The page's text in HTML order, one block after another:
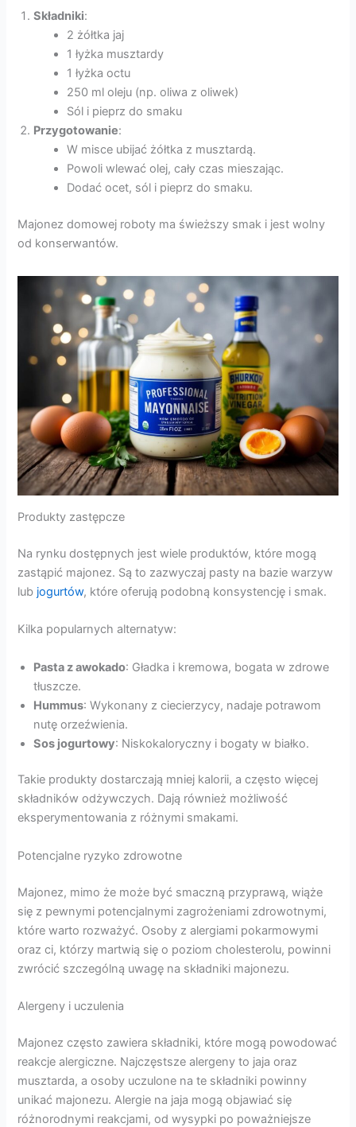
Składniki:
2 żółtka jaj
1 łyżka musztardy
1 łyżka octu
250 ml oleju (np. oliwa z oliwek)
Sól i pieprz do smaku
Przygotowanie:
W misce ubijać żółtka z musztardą.
Powoli wlewać olej, cały czas mieszając.
Dodać ocet, sól i pieprz do smaku.
Majonez domowej roboty ma świeższy smak i jest wolny
od konserwantów.
Produkty zastępcze
Na rynku dostępnych jest wiele produktów, które mogą
zastąpić majonez. Są to zazwyczaj pasty na bazie warzyw
lub jogurtów, które oferują podobną konsystencję i smak.
Kilka popularnych alternatyw:
Pasta z awokado: Gładka i kremowa, bogata w zdrowe
tłuszcze.
Hummus: Wykonany z ciecierzycy, nadaje potrawom
nutę orzeźwienia.
Sos jogurtowy: Niskokaloryczny i bogaty w białko.
Takie produkty dostarczają mniej kalorii, a często więcej
składników odżywczych. Dają również możliwość
eksperymentowania z różnymi smakami.
Potencjalne ryzyko zdrowotne
Majonez, mimo że może być smaczną przyprawą, wiąże
się z pewnymi potencjalnymi zagrożeniami zdrowotnymi,
które warto rozważyć. Osoby z alergiami pokarmowymi
oraz ci, którzy martwią się o poziom cholesterolu, powinni
zwrócić szczególną uwagę na składniki majonezu.
Alergeny i uczulenia
Majonez często zawiera składniki, które mogą powodować
reakcje alergiczne. Najczęstsze alergeny to jaja oraz
musztarda, a osoby uczulone na te składniki powinny
unikać majonezu. Alergie na jaja mogą objawiać się
różnorodnymi reakcjami, od wysypki po poważniejsze